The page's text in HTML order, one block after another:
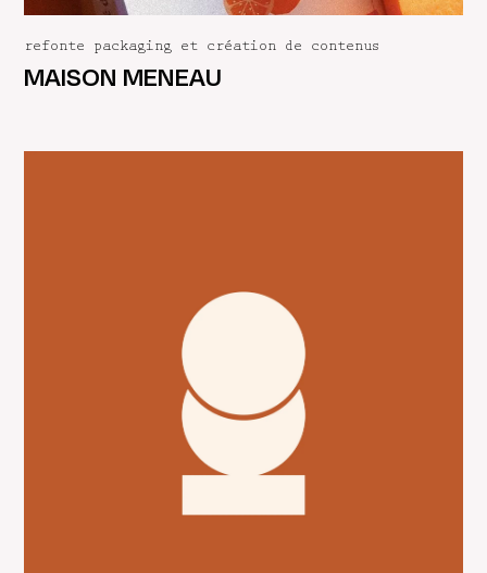
MAISON MENEAU
refonte packaging et création de contenus